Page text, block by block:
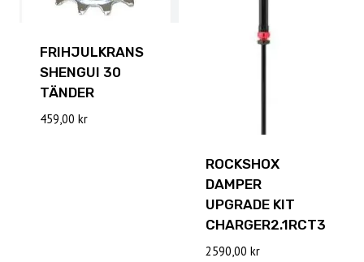
FRIHJULKRANS
SHENGUI 30
TÄNDER
459,00 kr
ROCKSHOX
DAMPER
UPGRADE KIT
CHARGER2.1RCT3
2590,00 kr